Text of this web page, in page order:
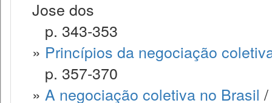
Jose dos
p. 343-353
» Princípios da negociação
p. 357-370
» A negociação coletiva no Brasil